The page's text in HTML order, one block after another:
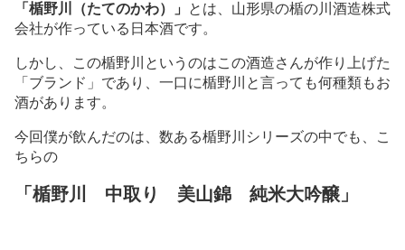
「楯野川（たてのかわ）」
とは、山形県の楯の川酒造株式
会社が作っている日本酒です。
しかし、この楯野川というのはこの酒造さんが作り上げた
「ブランド」であり、一口に楯野川と言っても何種類もお
酒があります。
今回僕が飲んだのは、数ある楯野川シリーズの中でも、こ
ちらの
「楯野川 中取り 美山錦 純米大吟醸」